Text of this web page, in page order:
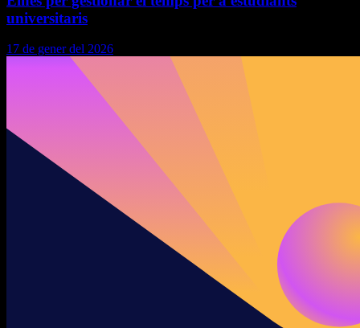
universitaris
17 de gener del 2026